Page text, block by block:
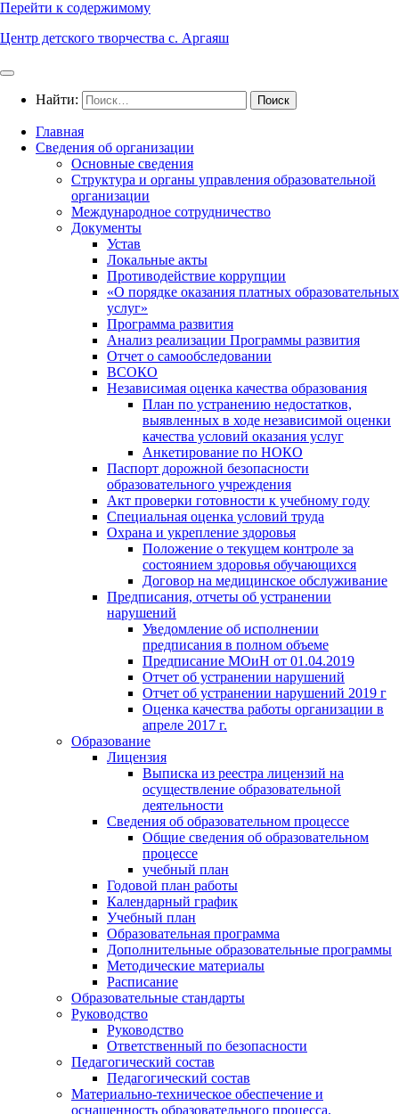
Перейти к содержимому
Центр детского творчества с. Аргаяш
Найти:
Главная
Сведения об организации
Основные сведения
Структура и органы управления образовательной
организации
Международное сотрудничество
Документы
Устав
Локальные акты
Противодействие коррупции
«О порядке оказания платных образовательных
услуг»
Программа развития
Анализ реализации Программы развития
Отчет о самообследовании
ВСОКО
Независимая оценка качества образования
План по устранению недостатков,
выявленных в ходе независимой оценки
качества условий оказания услуг
Анкетирование по НОКО
Паспорт дорожной безопасности
образовательного учреждения
Акт проверки готовности к учебному году
Специальная оценка условий труда
Охрана и укрепление здоровья
Положение о текущем контроле за
состоянием здоровья обучающихся
Договор на медицинское обслуживание
Предписания, отчеты об устранении
нарушений
Уведомление об исполнении
предписания в полном объеме
Предписание МОиН от 01.04.2019
Отчет об устранении нарушений
Отчет об устранении нарушений 2019 г
Оценка качества работы организации в
апреле 2017 г.
Образование
Лицензия
Выписка из реестра лицензий на
осуществление образовательной
деятельности
Сведения об образовательном процессе
Общие сведения об образовательном
процессе
учебный план
Годовой план работы
Календарный график
Учебный план
Образовательная программа
Дополнительные образовательные программы
Методические материалы
Расписание
Образовательные стандарты
Руководство
Руководство
Ответственный по безопасности
Педагогический состав
Педагогический состав
Материально-техническое обеспечение и
оснащенность образовательного процесса.